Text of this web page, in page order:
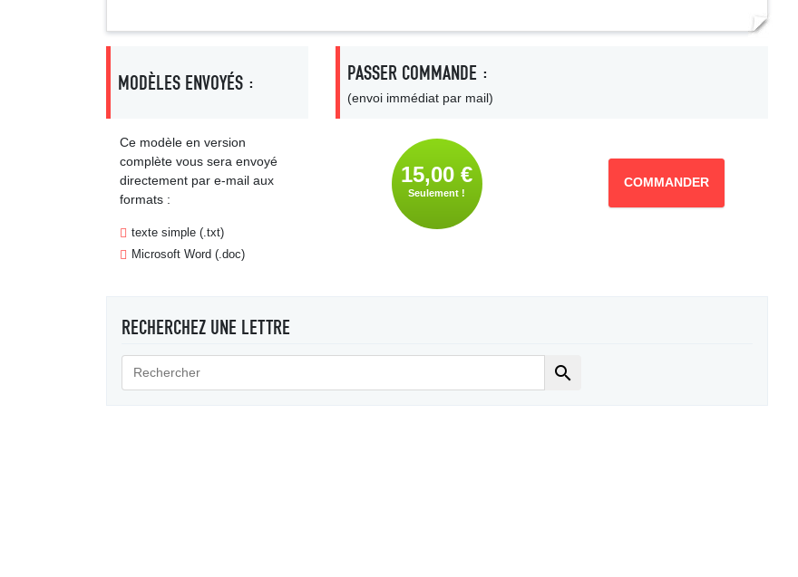
MODÈLES ENVOYÉS :
Ce modèle en version
complète vous sera envoyé
directement par e-mail aux
formats :
texte simple (.txt)
Microsoft Word (.doc)
PASSER COMMANDE :
(envoi immédiat par mail)
15,00 €
Seulement !
COMMANDER
RECHERCHEZ UNE LETTRE
